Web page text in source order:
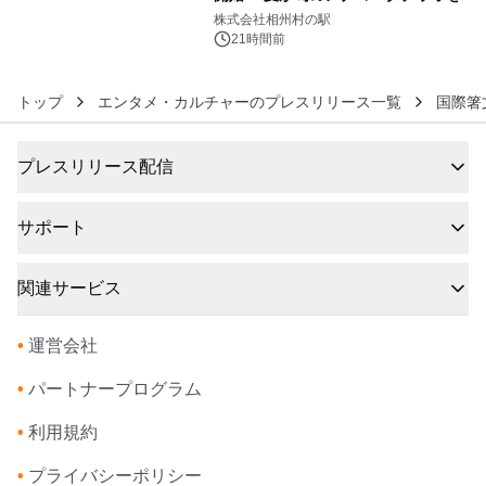
快に味わうフェア
株式会社相州村の駅
21時間前
トップ エンタメ・カルチャーのプレスリリース一覧 国際
プレスリリース配信
サポート
関連サービス
• 運営会社
• パートナープログラム
• 利用規約
• プライバシーポリシー